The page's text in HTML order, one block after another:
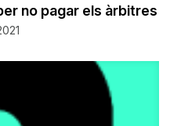
no pagar els àrbitres